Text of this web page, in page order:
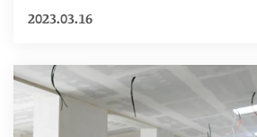
2023.03.16